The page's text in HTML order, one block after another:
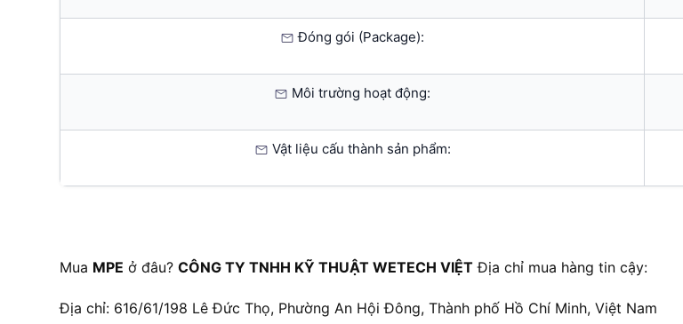
Đóng gói (Package):
Môi trường hoạt động:
Vật liệu cấu thành sản phẩm:
Mua MPE ở đâu? CÔNG TY TNHH KỸ THUẬT WETECH VIỆT Địa chỉ mua hàng tin cậy:
Địa chỉ: 616/61/198 Lê Đức Thọ, Phường An Hội Đông, Thành phố Hồ Chí Minh, Việt Nam